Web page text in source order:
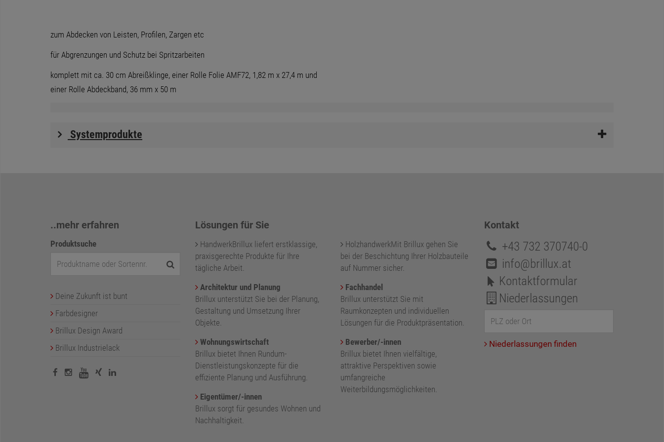
zum Abdecken von Leisten, Profilen, Zargen etc
für Abgrenzungen und Schutz bei Spritzarbeiten
komplett mit ca. 30 cm Abreißklinge, einer Rolle Folie AMF72, 1,82 m x 27,4 m und
einer Rolle Abdeckband, 36 mm x 50 m
Systemprodukte
..mehr erfahren
Produktsuche
Deine Zukunft ist bunt
Farbdesigner
Brillux Design Award
Brillux Industrielack
Lösungen für Sie
HandwerkBrillux liefert erstklassige,
praxisgerechte Produkte für Ihre
tägliche Arbeit.
Architektur und Planung
Brillux unterstützt Sie bei der Planung,
Gestaltung und Umsetzung Ihrer
Objekte.
Wohnungswirtschaft
Brillux bietet Ihnen Rundum-
Dienstleistungskonzepte für die
effiziente Planung und Ausführung.
Eigentümer/-innen
Brillux sorgt für gesundes Wohnen und
Nachhaltigkeit.
HolzhandwerkMit Brillux gehen Sie
bei der Beschichtung Ihrer Holzbauteile
auf Nummer sicher.
Fachhandel
Brillux unterstützt Sie mit
Raumkonzepten und individuellen
Lösungen für die Produktpräsentation.
Bewerber/-innen
Brillux bietet Ihnen vielfältige,
attraktive Perspektiven sowie
umfangreiche
Weiterbildungsmöglichkeiten.
Kontakt
+43 732 370740-0
info@brillux.at
Kontaktformular
Niederlassungen
Niederlassungen finden